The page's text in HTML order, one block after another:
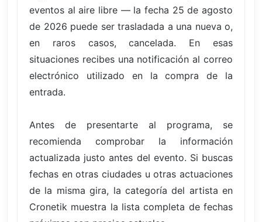
eventos al aire libre — la fecha 25 de agosto
de 2026 puede ser trasladada a una nueva o,
en raros casos, cancelada. En esas
situaciones recibes una notificación al correo
electrónico utilizado en la compra de la
entrada.
Antes de presentarte al programa, se
recomienda comprobar la información
actualizada justo antes del evento. Si buscas
fechas en otras ciudades u otras actuaciones
de la misma gira, la categoría del artista en
Cronetik muestra la lista completa de fechas